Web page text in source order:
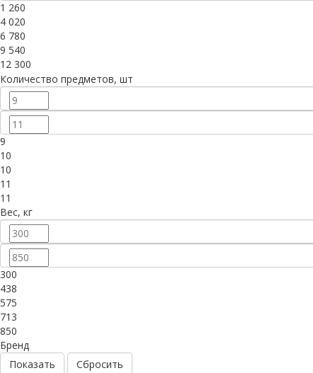
1 260
4 020
6 780
9 540
12 300
Количество предметов, шт
9
10
10
11
11
Вес, кг
300
438
575
713
850
Бренд
Сбросить